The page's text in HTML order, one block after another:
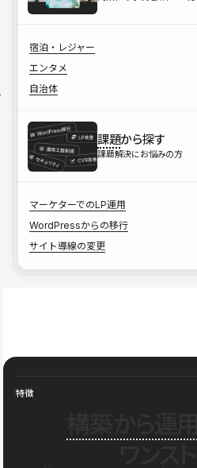
宿泊・レジャー
エンタメ
自治体
課題から探す
課題解決にお悩みの方
マーケターでのLP運用
WordPressからの移行
サイト導線の変更
特徴